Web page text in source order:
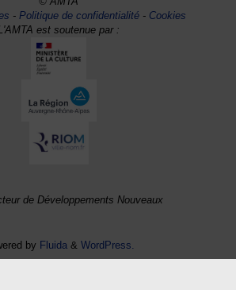
-Politique de confidentialité- Cookies
est soutenue par :
de Développements Nouveaux
by Fluida & WordPress.